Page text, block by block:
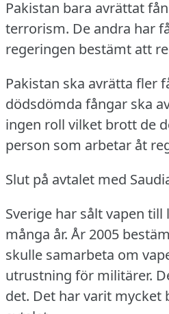
Pakistan bara avrättat
terrorism. De andra har
regeringen bestämt att
Pakistan ska avrätta fler
dödsdömda fångar ska
ingen roll vilket brott de
person som arbetar åt
Slut på avtalet med
Sverige har sålt vapen
många år. År 2005
skulle samarbeta om
utrustning för militärer.
det. Det har varit mycket